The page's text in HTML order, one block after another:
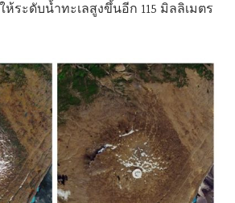
ระดับน้ำทะเลสูงขึ้นอีก 115 มิลลิเมตร